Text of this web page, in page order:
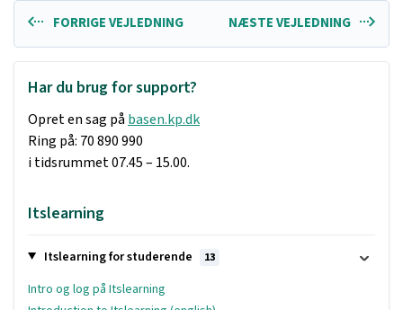
FORRIGE VEJLEDNING NÆSTE VEJLEDNING
Har du brug for support?
Opret en sag på basen.kp.dk
Ring på: 70 890 990
i tidsrummet 07.45 – 15.00.
Itslearning
Itslearning for studerende 13
Intro og log på Itslearning